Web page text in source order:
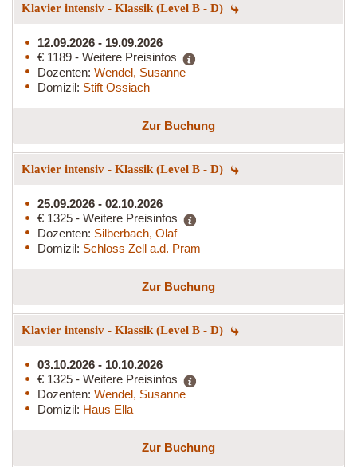
Klavier intensiv - Klassik (Level B - D)
12.09.2026 - 19.09.2026
€ 1189 - Weitere Preisinfos
Dozenten: Wendel, Susanne
Domizil: Stift Ossiach
Zur Buchung
Klavier intensiv - Klassik (Level B - D)
25.09.2026 - 02.10.2026
€ 1325 - Weitere Preisinfos
Dozenten: Silberbach, Olaf
Domizil: Schloss Zell a.d. Pram
Zur Buchung
Klavier intensiv - Klassik (Level B - D)
03.10.2026 - 10.10.2026
€ 1325 - Weitere Preisinfos
Dozenten: Wendel, Susanne
Domizil: Haus Ella
Zur Buchung